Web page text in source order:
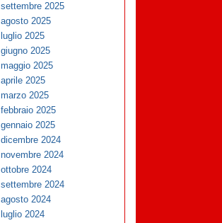
settembre 2025
agosto 2025
luglio 2025
giugno 2025
maggio 2025
aprile 2025
marzo 2025
febbraio 2025
gennaio 2025
dicembre 2024
novembre 2024
ottobre 2024
settembre 2024
agosto 2024
luglio 2024